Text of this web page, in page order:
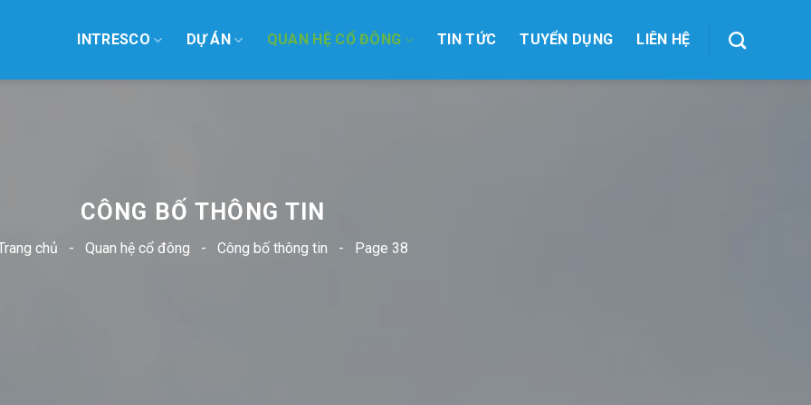
INTRESCO DỰ ÁN QUAN HỆ CỔ ĐÔNG TIN TỨC TUYỂN DỤNG LIÊN HỆ
CÔNG BỐ THÔNG TIN
chủ - Quan hệ cổ đông - Công bố thông tin - Page 38